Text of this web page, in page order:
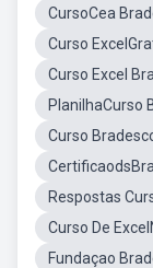
CursoCea
Curso
Curso Excel
PlanilhaCurso
Curso
Respostas
Curso De
Fundaçao